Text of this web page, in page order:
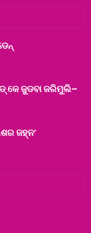
କେ ଜୁଡବା ଜରିମୁଲି–
ଜହ୍ନ’